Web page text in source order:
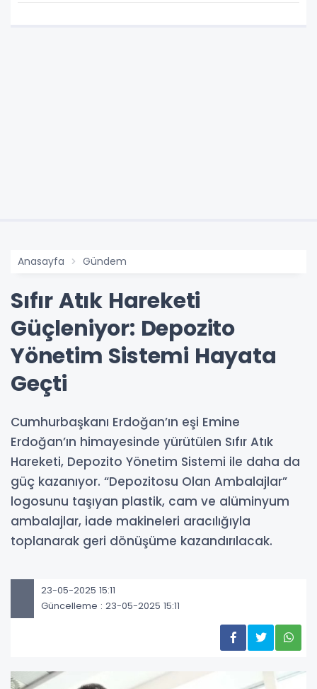
Anasayfa Gündem
Sıfır Atık Hareketi
Güçleniyor: Depozito
Yönetim Sistemi Hayata
Geçti
Cumhurbaşkanı Erdoğan’ın eşi Emine
Erdoğan’ın himayesinde yürütülen Sıfır Atık
Hareketi, Depozito Yönetim Sistemi ile daha da
güç kazanıyor. “Depozitosu Olan Ambalajlar”
logosunu taşıyan plastik, cam ve alüminyum
ambalajlar, iade makineleri aracılığıyla
toplanarak geri dönüşüme kazandırılacak.
23-05-2025 15:11
Güncelleme : 23-05-2025 15:11